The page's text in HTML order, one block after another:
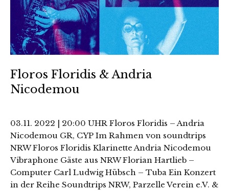
Floros Floridis & Andria
Nicodemou
03.11. 2022 | 20:00 UHR Floros Floridis – Andria
Nicodemou GR, CYP Im Rahmen von soundtrips
NRW Floros Floridis Klarinette Andria Nicodemou
Vibraphone Gäste aus NRW Florian Hartlieb –
Computer Carl Ludwig Hübsch – Tuba Ein Konzert
in der Reihe Soundtrips NRW, Parzelle Verein e.V. &